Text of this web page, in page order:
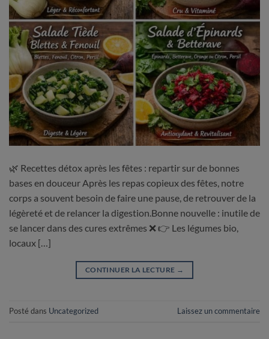
🌿 Recettes détox après les fêtes : repartir sur de bonnes
bases en douceur Après les repas copieux des fêtes, notre
corps a souvent besoin de faire une pause, de retrouver de la
légèreté et de relancer la digestion.Bonne nouvelle : inutile de
se lancer dans des cures extrêmes ❌ 👉 Les légumes bio,
locaux […]
CONTINUER LA LECTURE →
Posté dans Uncategorized Laissez un commentaire